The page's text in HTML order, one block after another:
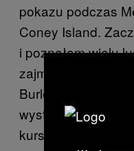
pokazu podczas
Coney Island.
i poznałam wielu
zajmują. Odkryłam
Burleski (NYSB) i,
występować,
kursie dla